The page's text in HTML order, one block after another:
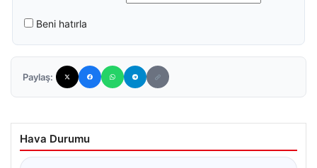
Beni hatırla
Paylaş:
Hava Durumu